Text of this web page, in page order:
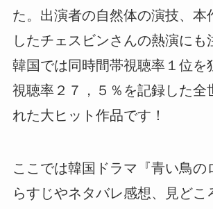
た。出演者の自然体の演技、本
したチェスビンさんの熱演にも
韓国では同時間帯視聴率１位を
視聴率２７，５％を記録した全
れた大ヒット作品です！
ここでは韓国ドラマ『青い鳥の
らすじやネタバレ感想、見どこ